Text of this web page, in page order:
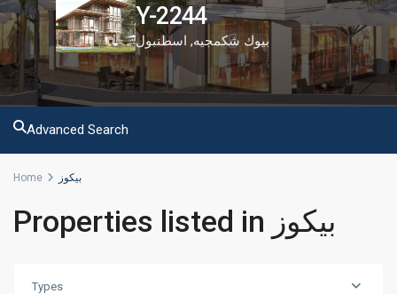
Y-2244
بيوك شكمجيه,اسطنبول
Advanced Search
Home بيكوز
Properties listed in بيكوز
Types